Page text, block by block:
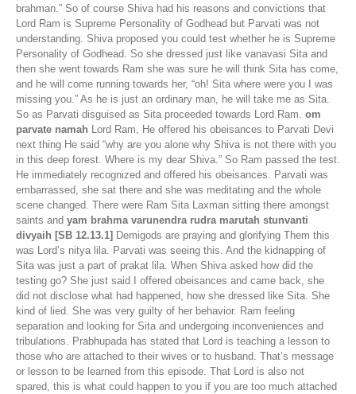
brahman.” So of course Shiva had his reasons and convictions that
Lord Ram is Supreme Personality of Godhead but Parvati was not
understanding. Shiva proposed you could test whether he is Supreme
Personality of Godhead. So she dressed just like vanavasi Sita and
then she went towards Ram she was sure he will think Sita has come,
and he will come running towards her, “oh! Sita where were you I was
missing you.” As he is just an ordinary man, he will take me as Sita.
So as Parvati disguised as Sita proceeded towards Lord Ram. om
parvate namah Lord Ram, He offered his obeisances to Parvati Devi
next thing He said “why are you alone why Shiva is not there with you
in this deep forest. Where is my dear Shiva.” So Ram passed the test.
He immediately recognized and offered his obeisances. Parvati was
embarrassed, she sat there and she was meditating and the whole
scene changed. There were Ram Sita Laxman sitting there amongst
saints and yam brahma varunendra rudra marutah stunvanti
divyaih [SB 12.13.1] Demigods are praying and glorifying Them this
was Lord’s nitya lila. Parvati was seeing this. And the kidnapping of
Sita was just a part of prakat lila. When Shiva asked how did the
testing go? She just said I offered obeisances and came back, she
did not disclose what had happened, how she dressed like Sita. She
kind of lied. She was very guilty of her behavior. Ram feeling
separation and looking for Sita and undergoing inconveniences and
tribulations. Prabhupada has stated that Lord is teaching a lesson to
those who are attached to their wives or to husband. That’s message
or lesson to be learned from this episode. That Lord is also not
spared, this is what could happen to you if you are too much attached